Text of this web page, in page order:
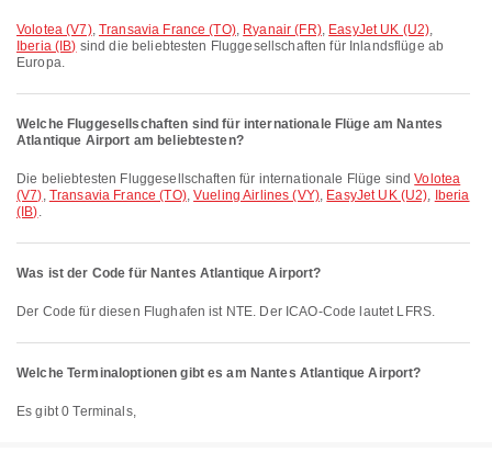
Volotea (V7), Transavia France (TO), Ryanair (FR), EasyJet UK (U2),
Iberia (IB) sind die beliebtesten Fluggesellschaften für Inlandsflüge ab
Europa.
Welche Fluggesellschaften sind für internationale Flüge am Nantes
Atlantique Airport am beliebtesten?
Die beliebtesten Fluggesellschaften für internationale Flüge sindVolotea
(V7), Transavia France (TO),Vueling Airlines (VY), EasyJet UK (U2), Iberia
(IB).
Was ist der Code für Nantes Atlantique Airport?
Der Code für diesen Flughafen ist NTE. Der ICAO-Code lautet LFRS.
Welche Terminaloptionen gibt es am Nantes Atlantique Airport?
Es gibt 0 Terminals,